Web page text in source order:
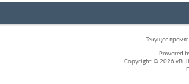
Текущее время:
Powered
Copyright © 2026